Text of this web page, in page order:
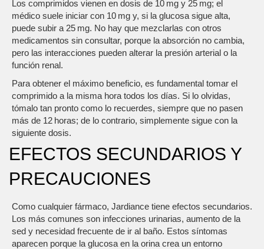
Los comprimidos vienen en dosis de 10 mg y 25 mg; el
médico suele iniciar con 10 mg y, si la glucosa sigue alta,
puede subir a 25 mg. No hay que mezclarlas con otros
medicamentos sin consultar, porque la absorción no cambia,
pero las interacciones pueden alterar la presión arterial o la
función renal.
Para obtener el máximo beneficio, es fundamental tomar el
comprimido a la misma hora todos los días. Si lo olvidas,
tómalo tan pronto como lo recuerdes, siempre que no pasen
más de 12 horas; de lo contrario, simplemente sigue con la
siguiente dosis.
EFECTOS SECUNDARIOS Y
PRECAUCIONES
Como cualquier fármaco, Jardiance tiene efectos secundarios.
Los más comunes son infecciones urinarias, aumento de la
sed y necesidad frecuente de ir al baño. Estos síntomas
aparecen porque la glucosa en la orina crea un entorno